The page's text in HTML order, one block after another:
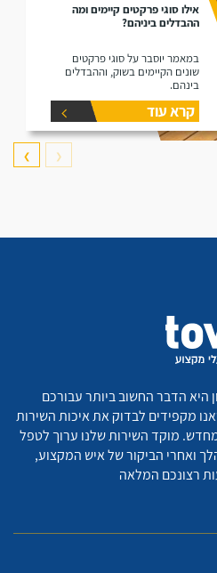
אילו סוגי פרקטים קיימים ומה
ההבדלים ביניהם?
במאמר יוסבר על סוגי פרקטים
שונים הקיימים בשוק, וההבדלים
בינהם.
קרא עוד
❮
❯
היא הדבר החשוב ביותר עבורכם
מקפידים לבדוק את איכות השירות
מוקד השירות שלנו ערוך לטפל
ואחרי הביקור של איש המקצוע,
רצונכם המלאה